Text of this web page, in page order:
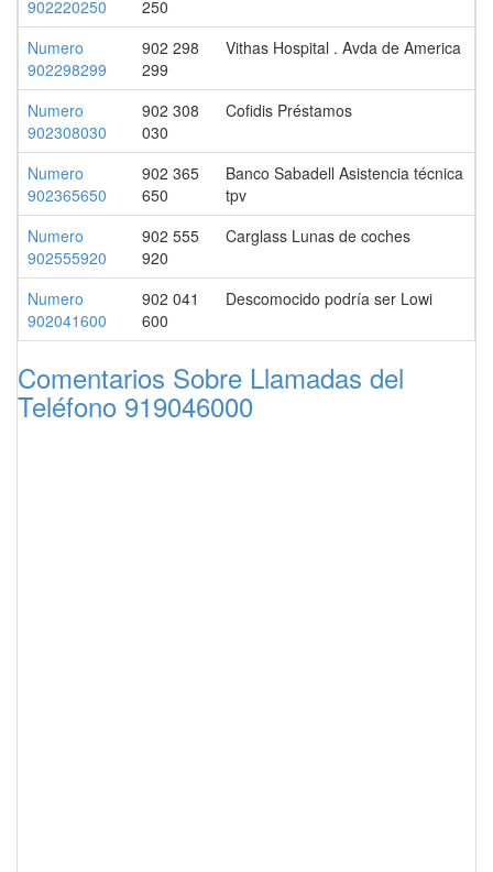
902220250
250
Numero
902298299
902 298
299
Vithas Hospital . Avda de America
Numero
902308030
902 308
030
Cofidis Préstamos
Numero
902365650
902 365
650
Banco Sabadell Asistencia técnica
tpv
Numero
902555920
902 555
920
Carglass Lunas de coches
Numero
902041600
902 041
600
Descomocido podría ser Lowi
Comentarios Sobre Llamadas del
Teléfono 919046000